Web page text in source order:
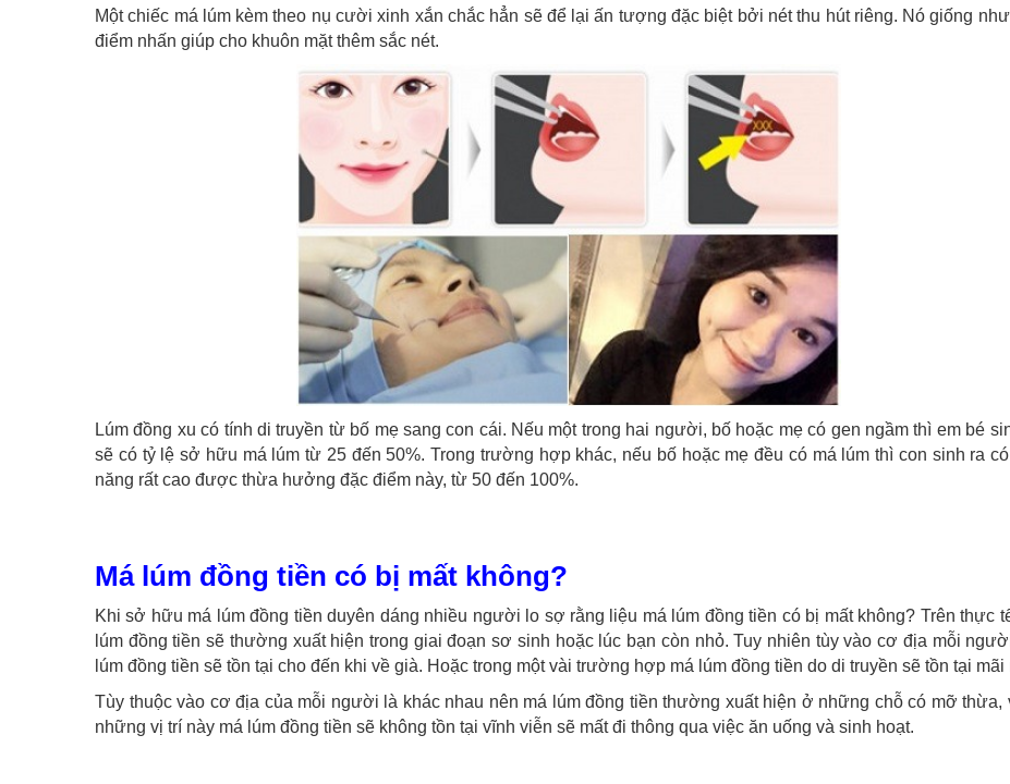
Một chiếc má lúm kèm theo nụ cười xinh xắn chắc hẳn sẽ để lại ấn tượng đặc biệt bởi nét thu hút riêng. Nó giống
điểm nhấn giúp cho khuôn mặt thêm sắc nét.
Lúm đồng xu có tính di truyền từ bố mẹ sang con cái. Nếu một trong hai người, bố hoặc mẹ có gen ngầm thì em bé
sẽ có tỷ lệ sở hữu má lúm từ 25 đến 50%. Trong trường hợp khác, nếu bố hoặc mẹ đều có má lúm thì con sinh ra
năng rất cao được thừa hưởng đặc điểm này, từ 50 đến 100%.
Má lúm đồng tiền có bị mất không?
Khi sở hữu má lúm đồng tiền duyên dáng nhiều người lo sợ rằng liệu má lúm đồng tiền có bị mất không? Trên thực
lúm đồng tiền sẽ thường xuất hiện trong giai đoạn sơ sinh hoặc lúc bạn còn nhỏ. Tuy nhiên tùy vào cơ địa mỗi
lúm đồng tiền sẽ tồn tại cho đến khi về già. Hoặc trong một vài trường hợp má lúm đồng tiền do di truyền sẽ tồn tại mãi
Tùy thuộc vào cơ địa của mỗi người là khác nhau nên má lúm đồng tiền thường xuất hiện ở những chỗ có mỡ thừa,
những vị trí này má lúm đồng tiền sẽ không tồn tại vĩnh viễn sẽ mất đi thông qua việc ăn uống và sinh hoạt.